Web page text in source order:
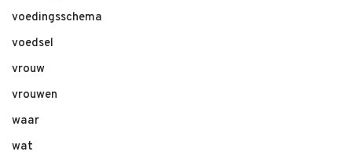
voedingsschema
voedsel
vrouw
vrouwen
waar
wat